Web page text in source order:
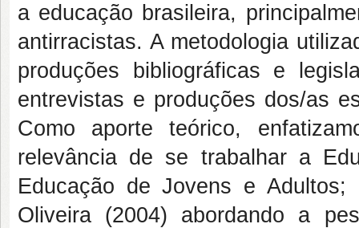
a educação brasileira,
antirracistas. A metodologia
produções bibliográficas e
entrevistas e produções dos/as
Como aporte teórico,
relevância de se trabalhar a
Educação de Jovens e
Oliveira (2004) abordando a